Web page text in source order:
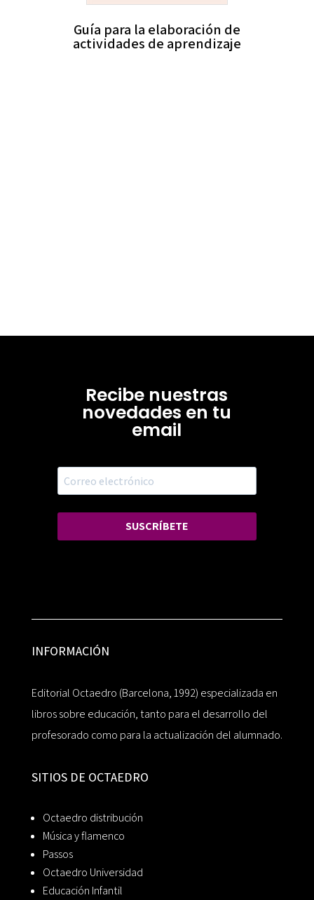
Guía para la elaboración de
actividades de aprendizaje
Recibe nuestras
novedades en tu
email
SUSCRÍBETE
INFORMACIÓN
Editorial Octaedro (Barcelona, 1992) especializada en
libros sobre educación, tanto para el desarrollo del
profesorado como para la actualización del alumnado.
SITIOS DE OCTAEDRO
Octaedro distribución
Música y flamenco
Passos
Octaedro Universidad
Educación Infantil